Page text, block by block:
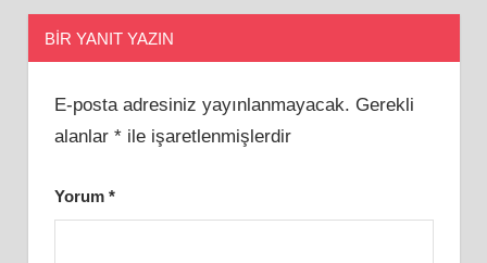
BIR YANIT YAZIN
E-posta adresiniz yayınlanmayacak. Gerekli
alanlar *ile işaretlenmişlerdir
Yorum *